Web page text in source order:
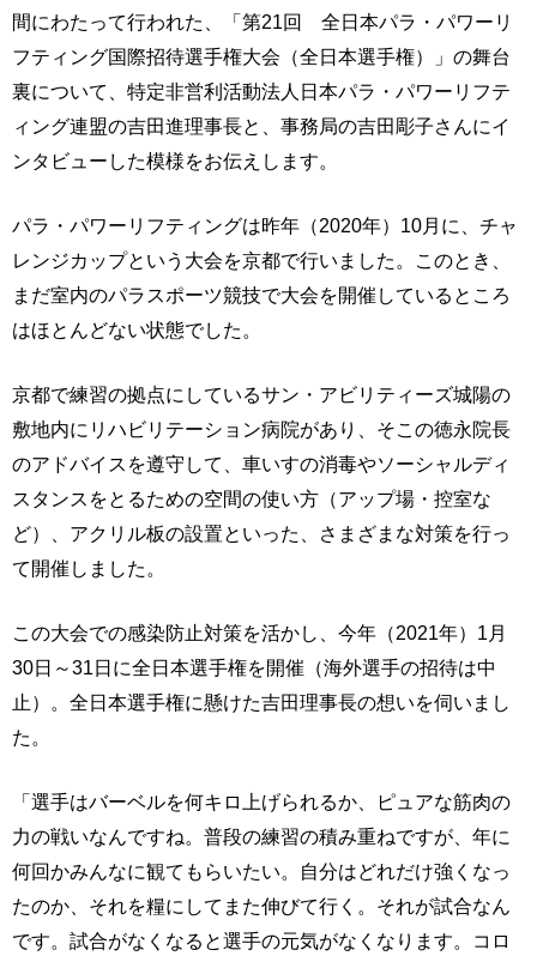
間にわたって行われた、「第21回 全日本パラ・パワーリ
フティング国際招待選手権大会（全日本選手権）」の舞台
裏について、特定非営利活動法人日本パラ・パワーリフテ
ィング連盟の吉田進理事長と、事務局の吉田彫子さんにイ
ンタビューした模様をお伝えします。
パラ・パワーリフティングは昨年（2020年）10月に、チャ
レンジカップという大会を京都で行いました。このとき、
まだ室内のパラスポーツ競技で大会を開催しているところ
はほとんどない状態でした。
京都で練習の拠点にしているサン・アビリティーズ城陽の
敷地内にリハビリテーション病院があり、そこの徳永院長
のアドバイスを遵守して、車いすの消毒やソーシャルディ
スタンスをとるための空間の使い方（アップ場・控室な
ど）、アクリル板の設置といった、さまざまな対策を行っ
て開催しました。
この大会での感染防止対策を活かし、今年（2021年）1月
30日～31日に全日本選手権を開催（海外選手の招待は中
止）。全日本選手権に懸けた吉田理事長の想いを伺いまし
た。
「選手はバーベルを何キロ上げられるか、ピュアな筋肉の
力の戦いなんですね。普段の練習の積み重ねですが、年に
何回かみんなに観てもらいたい。自分はどれだけ強くなっ
たのか、それを糧にしてまた伸びて行く。それが試合なん
です。試合がなくなると選手の元気がなくなります。コロ